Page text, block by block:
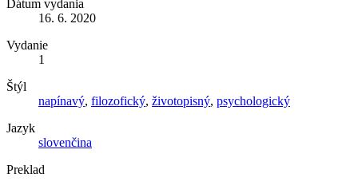
Dátum vydania
16. 6. 2020
Vydanie
1
Štýl
napínavý, filozofický, životopisný, psychologický
Jazyk
slovenčina
Preklad